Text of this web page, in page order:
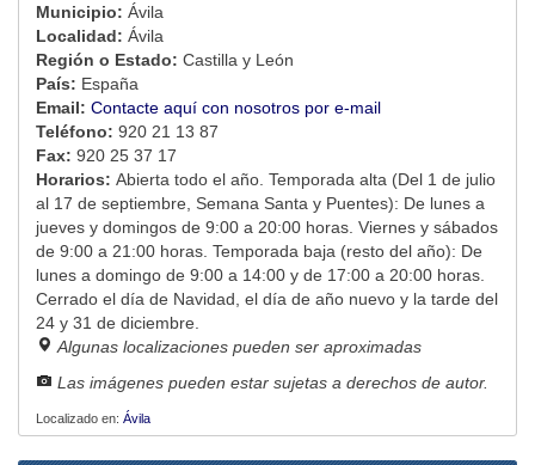
Municipio: Ávila
Localidad: Ávila
Región o Estado: Castilla y León
País: España
Email: Contacte aquí con nosotros por e-mail
Teléfono: 920 21 13 87
Fax: 920 25 37 17
Horarios: Abierta todo el año. Temporada alta (Del 1 de julio
al 17 de septiembre, Semana Santa y Puentes): De lunes a
jueves y domingos de 9:00 a 20:00 horas. Viernes y sábados
de 9:00 a 21:00 horas. Temporada baja (resto del año): De
lunes a domingo de 9:00 a 14:00 y de 17:00 a 20:00 horas.
Cerrado el día de Navidad, el día de año nuevo y la tarde del
24 y 31 de diciembre.
Algunas localizaciones pueden ser aproximadas
Las imágenes pueden estar sujetas a derechos de autor.
Localizado en: Ávila